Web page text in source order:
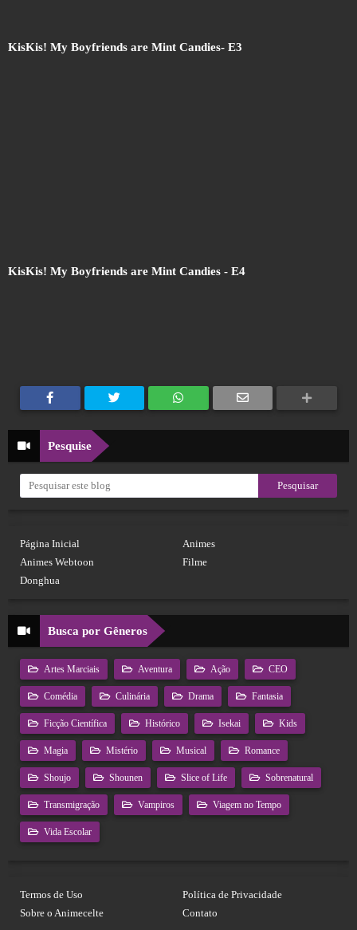
KisKis! My Boyfriends are Mint Candies- E3
KisKis! My Boyfriends are Mint Candies - E4
Pesquise
Página Inicial
Animes
Animes Webtoon
Filme
Donghua
Busca por Gêneros
Artes Marciais Aventura Ação CEO
Comédia Culinária Drama Fantasia
Ficção Científica Histórico Isekai Kids
Magia Mistério Musical Romance
Shoujo Shounen Slice of Life Sobrenatural
Transmigração Vampiros Viagem no Tempo
Vida Escolar
Termos de Uso
Política de Privacidade
Sobre o Animecelte
Contato